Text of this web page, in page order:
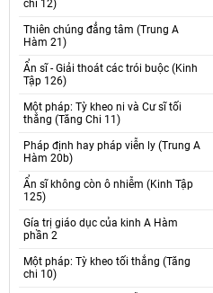
chi 12)
Thiên chúng đẳng tâm (Trung A
Hàm 21)
Ẩn sĩ - Giải thoát các trói buộc (Kinh
Tập 126)
Một pháp: Tỳ kheo ni và Cư sĩ tối
thắng (Tăng Chi 11)
Pháp định hay pháp viễn ly (Trung A
Hàm 20b)
Ẩn sĩ không còn ô nhiễm (Kinh Tập
125)
Gía trị giáo dục của kinh A Hàm
phần 2
Một pháp: Tỳ kheo tối thắng (Tăng
chi 10)